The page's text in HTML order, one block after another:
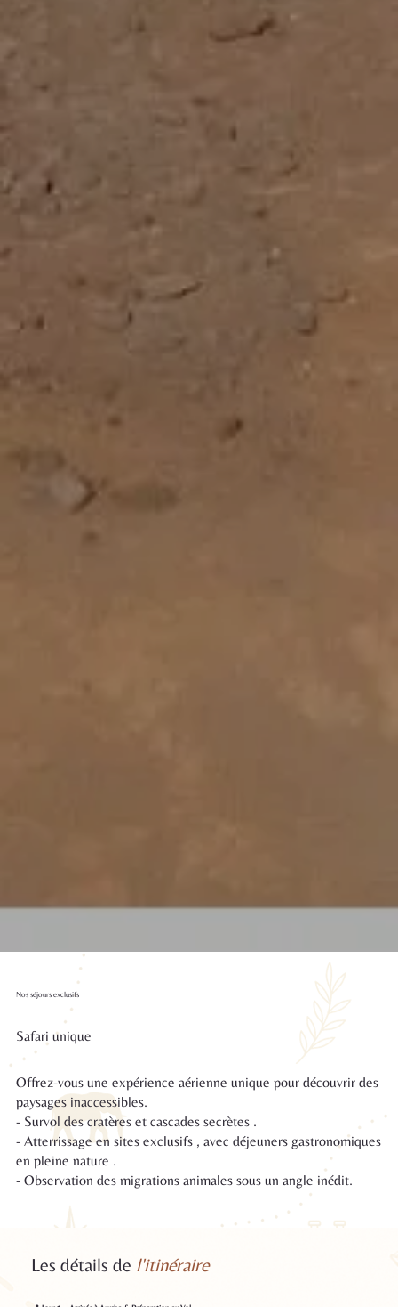
Nos séjours exclusifs
Safari unique
Offrez-vous une expérience aérienne unique pour découvrir des
paysages inaccessibles.
- Survol des cratères et cascades secrètes .
- Atterrissage en sites exclusifs , avec déjeuners gastronomiques
en pleine nature .
- Observation des migrations animales sous un angle inédit.
Les détails de l'itinéraire